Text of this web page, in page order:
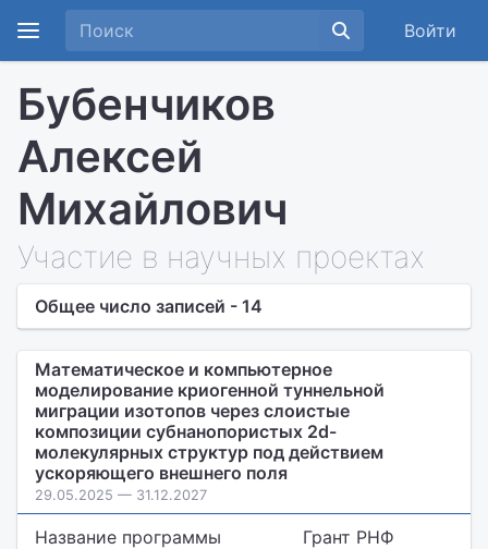
Войти
Бубенчиков
Алексей
Михайлович
Участие в научных проектах
Общее число записей - 14
Математическое и компьютерное
моделирование криогенной туннельной
миграции изотопов через слоистые
композиции субнанопористых 2d-
молекулярных структур под действием
ускоряющего внешнего поля
29.05.2025 — 31.12.2027
Название программы Грант РНФ